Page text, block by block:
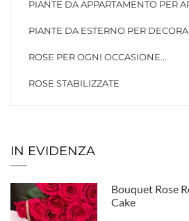
PIANTE DA APPARTAMENTO PER
PIANTE DA ESTERNO PER
ROSE PER OGNI OCCASIONE...
ROSE STABILIZZATE
IN EVIDENZA
Bouquet Rose
Cake